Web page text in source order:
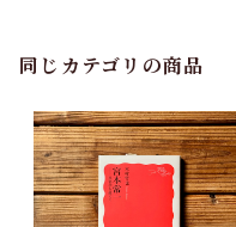
同じカテゴリの商品